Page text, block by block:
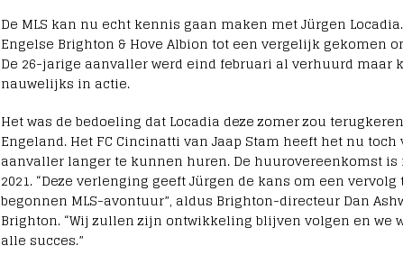
De MLS kan nu echt kennis gaan maken met Jürgen
Engelse Brighton & Hove Albion tot een vergelijk gekomen
De 26-jarige aanvaller werd eind februari al verhuurd maar
nauwelijks in actie.
Het was de bedoeling dat Locadia deze zomer zou
Engeland. Het FC Cincinatti van Jaap Stam heeft het nu
aanvaller langer te kunnen huren. De huurovereenkomst
2021. “Deze verlenging geeft Jürgen de kans om een
begonnen MLS-avontuur”, aldus Brighton-directeur Dan
Brighton. “Wij zullen zijn ontwikkeling blijven volgen en we
alle succes.”